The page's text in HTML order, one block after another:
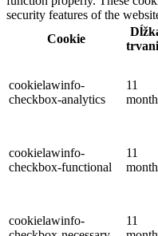
partneri môžu príslušné
ktoré ste im poskytli alebo
Vždy zapnuté
Necessary cookies are
function properly. These
security features of the
Cookie
trvania